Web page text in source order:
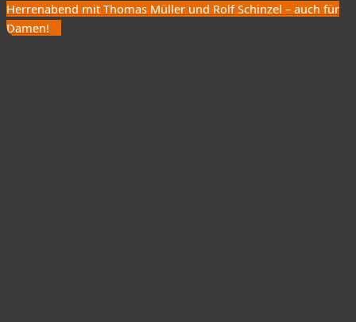
Herrenabend mit Thomas Müller und Rolf Schinzel – auch für
Damen!